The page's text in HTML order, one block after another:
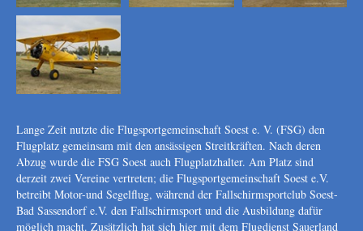
Lange Zeit nutzte die Flugsportgemeinschaft Soest e. V. (FSG) den
Flugplatz gemeinsam mit den ansässigen Streitkräften. Nach deren
Abzug wurde die FSG Soest auch Flugplatzhalter. Am Platz sind
derzeit zwei Vereine vertreten; die Flugsportgemeinschaft Soest e.V.
betreibt Motor-und Segelflug, während der Fallschirmsportclub Soest-
Bad Sassendorf e.V. den Fallschirmsport und die Ausbildung dafür
möglich macht. Zusätzlich hat sich hier mit dem Flugdienst Sauerland